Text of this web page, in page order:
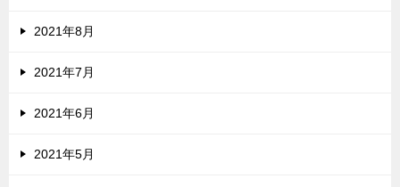
2021年8月
2021年7月
2021年6月
2021年5月